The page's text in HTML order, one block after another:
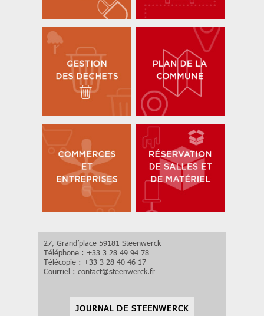
27, Grand’place 59181 Steenwerck
Téléphone : +33 3 28 49 94 78
Télécopie : +33 3 28 40 46 17
Courriel : contact@steenwerck.fr
JOURNAL DE STEENWERCK